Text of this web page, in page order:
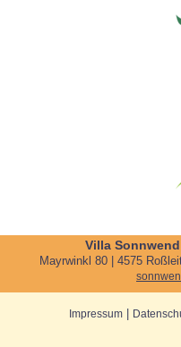
Villa
Mayrwinkl 80 | 4575
Impressum|